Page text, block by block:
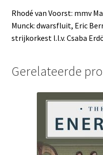
Rhodé van Voorst: mmv
Munck: dwarsfluit, Eric
strijkorkest l.l.v. Csaba
Gerelateerde